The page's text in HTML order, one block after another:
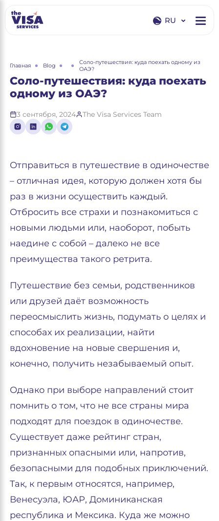
RU
RU
Главная Blog
Соло-путешествия: куда поехать одному из
ОАЭ?
Соло-путешествия: куда поехать
одному из ОАЭ?
3 сентября, 2024 The Visa Services Team
Отправиться в путешествие в одиночестве
– отличная идея, которую должен хотя бы
раз в жизни осуществить каждый.
Отбросить все страхи и познакомиться с
новыми людьми или, наоборот, побыть
наедине с собой – далеко не все
преимущества такого ретрита.
Путешествие без семьи, родственников
или друзей даёт возможность
переосмыслить жизнь, подумать о целях и
способах их реализации, найти
вдохновение на новые свершения и,
конечно, получить незабываемый опыт.
Однако при выборе направлений стоит
помнить о том, что не все страны мира
подходят для поездок в одиночестве.
Существует даже рейтинг стран,
признанных опасными или, напротив,
безопасными для подобных приключений.
Так, к первым относятся, например,
Венесуэла, ЮАР, Доминиканская
республика и Мексика. Куда же можно